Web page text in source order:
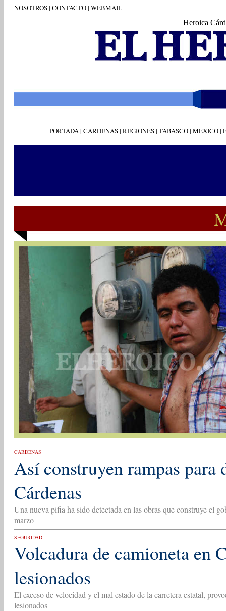
NOSOTROS| CONTACTO| WEBMAIL
Heroica
PORTADA| CARDENAS| REGIONES| TABASCO| MEXICO|
CARDENAS
Así construyen rampas para
Cárdenas
Una nueva pifia ha sido detectada en las obras que construye el
marzo
SEGURIDAD
Volcadura de camioneta en
lesionados
El exceso de velocidad y el mal estado de la carretera estatal,
lesionados